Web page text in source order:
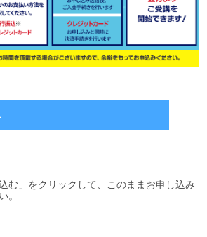
む」をクリックして、このままお申し込み
。